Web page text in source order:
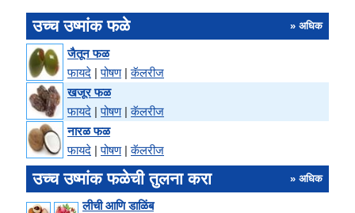
उच्च उष्मांक फळे » अधिक
जैतून फळ
फायदे |पोषण|कॅलरीज
खजूर फळ
फायदे |पोषण|कॅलरीज
नारळ फळ
फायदे |पोषण|कॅलरीज
उच्च उष्मांक फळेची तुलना करा » अधिक
लीची आणि डाळिंब